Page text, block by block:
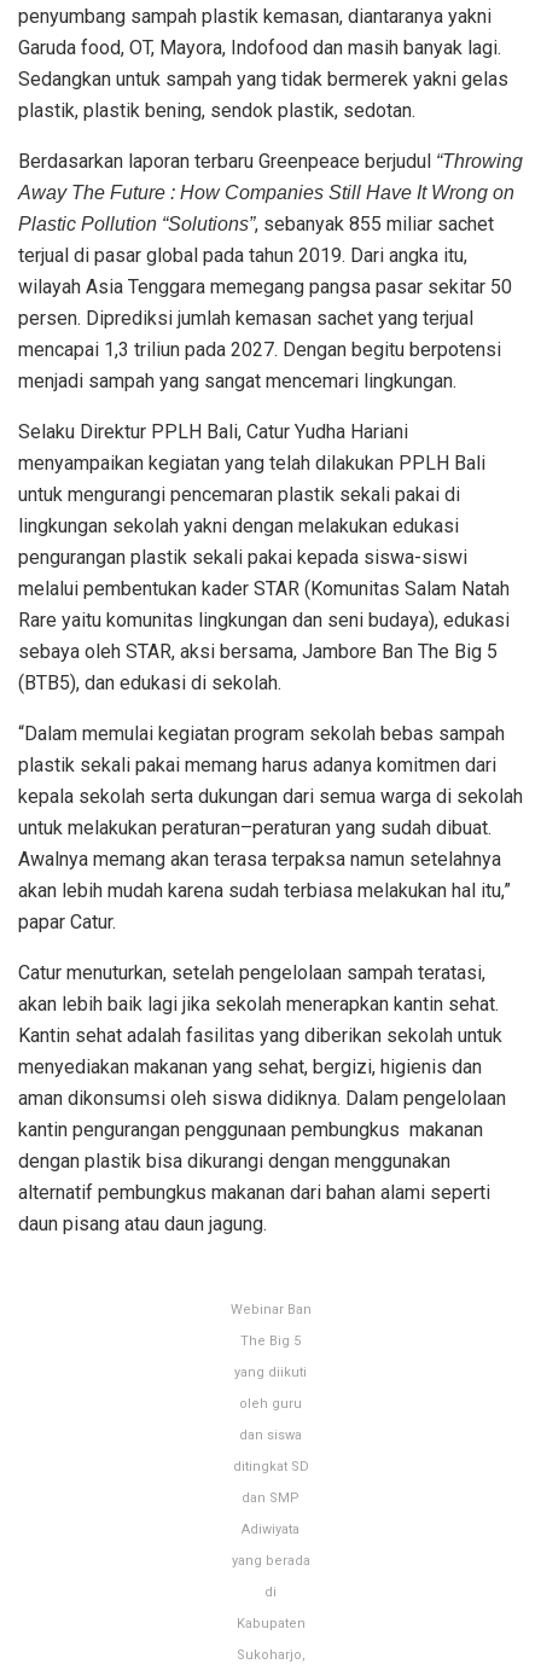
penyumbang sampah plastik kemasan, diantaranya yakni
Garuda food, OT, Mayora, Indofood dan masih banyak lagi.
Sedangkan untuk sampah yang tidak bermerek yakni gelas
plastik, plastik bening, sendok plastik, sedotan.
Berdasarkan laporan terbaru Greenpeace berjudul “Throwing
Away The Future : How Companies Still Have It Wrong on
Plastic Pollution “Solutions”, sebanyak 855 miliar sachet
terjual di pasar global pada tahun 2019. Dari angka itu,
wilayah Asia Tenggara memegang pangsa pasar sekitar 50
persen. Diprediksi jumlah kemasan sachet yang terjual
mencapai 1,3 triliun pada 2027. Dengan begitu berpotensi
menjadi sampah yang sangat mencemari lingkungan.
Selaku Direktur PPLH Bali, Catur Yudha Hariani
menyampaikan kegiatan yang telah dilakukan PPLH Bali
untuk mengurangi pencemaran plastik sekali pakai di
lingkungan sekolah yakni dengan melakukan edukasi
pengurangan plastik sekali pakai kepada siswa-siswi
melalui pembentukan kader STAR (Komunitas Salam Natah
Rare yaitu komunitas lingkungan dan seni budaya), edukasi
sebaya oleh STAR, aksi bersama, Jambore Ban The Big 5
(BTB5), dan edukasi di sekolah.
“Dalam memulai kegiatan program sekolah bebas sampah
plastik sekali pakai memang harus adanya komitmen dari
kepala sekolah serta dukungan dari semua warga di sekolah
untuk melakukan peraturan–peraturan yang sudah dibuat.
Awalnya memang akan terasa terpaksa namun setelahnya
akan lebih mudah karena sudah terbiasa melakukan hal itu,”
papar Catur.
Catur menuturkan, setelah pengelolaan sampah teratasi,
akan lebih baik lagi jika sekolah menerapkan kantin sehat.
Kantin sehat adalah fasilitas yang diberikan sekolah untuk
menyediakan makanan yang sehat, bergizi, higienis dan
aman dikonsumsi oleh siswa didiknya. Dalam pengelolaan
kantin pengurangan penggunaan pembungkus makanan
dengan plastik bisa dikurangi dengan menggunakan
alternatif pembungkus makanan dari bahan alami seperti
daun pisang atau daun jagung.
Webinar Ban
The Big 5
yang diikuti
oleh guru
dan siswa
ditingkat SD
dan SMP
Adiwiyata
yang berada
di
Kabupaten
Sukoharjo,